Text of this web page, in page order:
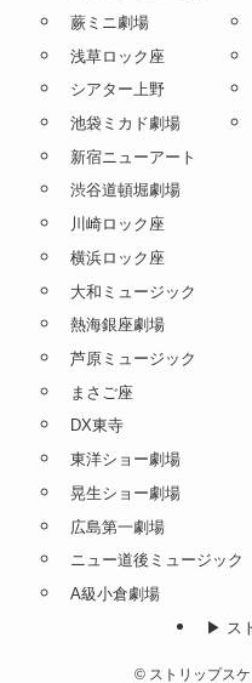
蕨ミニ劇場
浅草ロック座
シアター上野
池袋ミカド劇場
新宿ニューアート
渋谷道頓堀劇場
川崎ロック座
横浜ロック座
大和ミュージック
熱海銀座劇場
芦原ミュージック
まさご座
DX東寺
東洋ショー劇場
晃生ショー劇場
広島第一劇場
ニュー道後ミュージック
A級小倉劇場
▶︎ ス
©ストリップス